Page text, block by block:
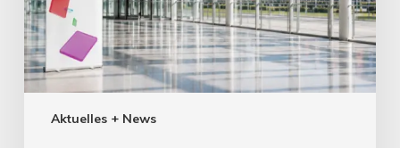
Aktuelles + News